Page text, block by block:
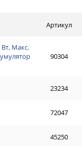
Артикул
Макс.
90304
23234
72047
45250